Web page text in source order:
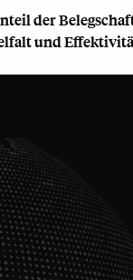
der
und